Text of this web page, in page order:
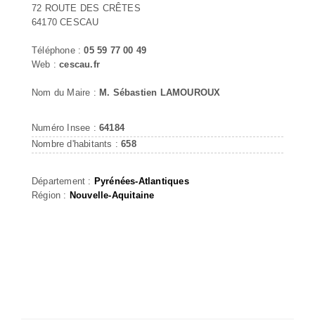
72 ROUTE DES CRÊTES
64170 CESCAU
Téléphone :05 59 77 00 49
Web :cescau.fr
Nom du Maire : M. Sébastien LAMOUROUX
Numéro Insee : 64184
Nombre d'habitants :658
Département : Pyrénées-Atlantiques
Région : Nouvelle-Aquitaine